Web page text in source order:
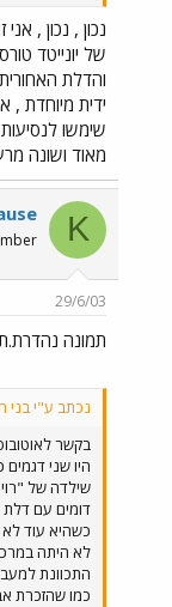
נכון , נכון ,
של יונייטד
והדלת
ידית מיוחדת ,
שימשו
מאוד ושונה
K
29/6/03
תמונה
נכתב ע"י בני
בקשר
היו שני
שילדה של
דומים עם דלת
כשהיא עוד
לא היתה
התכוונת
כמו שהזכרת